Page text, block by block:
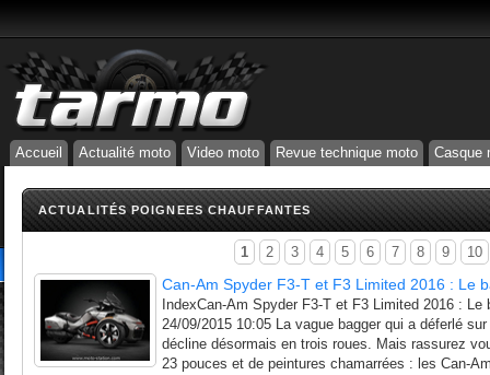
Accueil Actualité moto Video moto Revue technique moto Casque
ACTUALITÉS POIGNEES CHAUFFANTES
1 2 3 4 5 6 7 8 9 10
Can-Am Spyder F3-T et F3 Limited 2016 : Le
IndexCan-Am Spyder F3-T et F3 Limited 2016 :
24/09/2015 10:05 La vague bagger qui a déferlé
décline désormais en trois roues. Mais rassurez
23 pouces et de peintures chamarrées : les Can-